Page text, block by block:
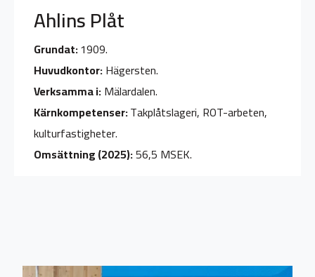
Ahlins Plåt
Grundat:1909.
Huvudkontor:Hägersten.
Verksamma i:Mälardalen.
Kärnkompetenser:Takplåtslageri, ROT-arbeten,
kulturfastigheter.
Omsättning (2025):56,5 MSEK.